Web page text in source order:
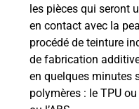
les pièces qui seront
en contact avec la
procédé de teinture
de fabrication
en quelques minutes
polymères : le TPU